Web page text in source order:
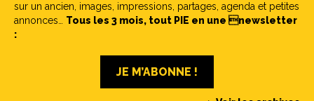
sur un ancien, images, impressions, partages, agenda et petites
annonces… Tous les 3 mois, tout PIE en une newsletter
:
JE M’ABONNE !